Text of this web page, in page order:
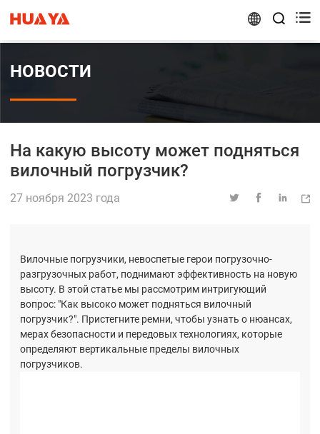
 
НОВОСТИ
На какую высоту может подняться
вилочный погрузчик?
27 ноября 2023 года    
Вилочные погрузчики, невоспетые герои погрузочно-
разгрузочных работ, поднимают эффективность на новую
высоту. В этой статье мы рассмотрим интригующий
вопрос: "Как высоко может подняться вилочный
погрузчик?". Пристегните ремни, чтобы узнать о нюансах,
мерах безопасности и передовых технологиях, которые
определяют вертикальные пределы вилочных
погрузчиков.